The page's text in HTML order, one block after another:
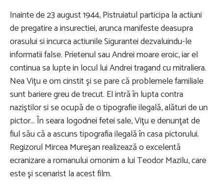
Inainte de 23 august 1944, Pistruiatul participa la actiuni
de pregatire a insurectiei, arunca manifeste deasupra
orasului si incurca actiunile Sigurantei dezvaluindu-le
informatii false. Prietenul sau Andrei moare eroic, iar el
continua sa lupte in locul lui Andrei tragand cu mitraliera.
Nea Viţu e om cinstit şi se pare că problemele familiale
sunt bariere greu de trecut. El intră în lupta contra
naziştilor si se ocupă de o tipografie ilegală, alături de un
pictor... În seara logodnei fetei sale, Viţu e denunţat de
fiul său că a ascuns tipografia ilegală în casa pictorului.
Regizorul Mircea Mureşan realizează o excelentă
ecranizare a romanului omonim a lui Teodor Mazilu, care
este şi scenarist la acest film.